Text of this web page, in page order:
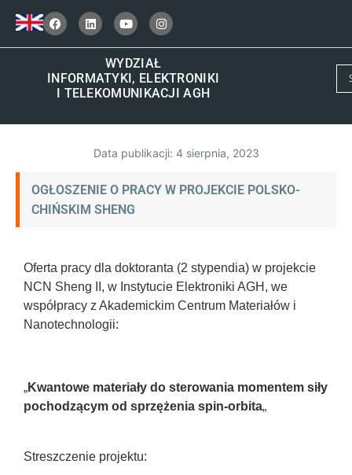
WYDZIAŁ
INFORMATYKI, ELEKTRONIKI
I TELEKOMUNIKACJI AGH
Data publikacji: 4 sierpnia, 2023
OGŁOSZENIE O PRACY W PROJEKCIE POLSKO-
CHIŃSKIM SHENG
Oferta pracy dla doktoranta (2 stypendia) w projekcie
NCN Sheng II, w Instytucie Elektroniki AGH, we
współpracy z Akademickim Centrum Materiałów i
Nanotechnologii:
„Kwantowe materiały do sterowania momentem siły
pochodzącym od sprzężenia spin-orbita„
Streszczenie projektu: